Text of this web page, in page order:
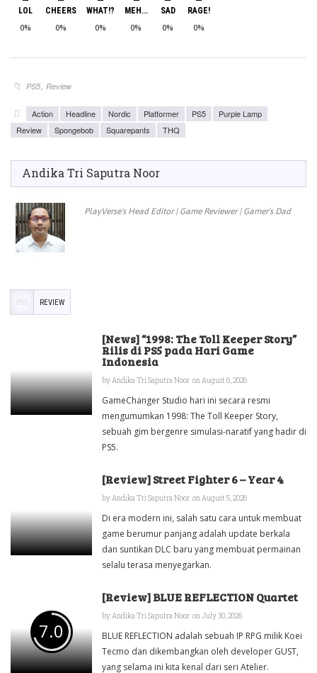
LOL
0%
CHEERS
0%
WHAT!?
0%
MEH...
0%
SAD
0%
RAGE!
0%
PS5,Review
Action Headline Nordic Platformer PS5
Purple Lamp
Review
Spongebob Squarepants THQ
Andika Tri Saputra Noor
PlayVerse's Head Editor | Game Reviewer | Gamer's Dad
PS5 REVIEW
[News] “1998: The Toll Keeper Story”
Rilis di PS5 pada Hari Game
Indonesia
byAndika Tri Saputra Noor on August 6, 2026
GameChanger Studio hari ini secara resmi
mengumumkan 1998: The Toll Keeper Story,
sebuah gim bergenre simulasi-naratif yang hadir di
PS5.
[Review] Street Fighter 6 – Year 4
byAndika Tri Saputra Noor on August 5, 2026
Di era modern ini, salah satu cara untuk membuat
game berumur panjang adalah update berkala
dan suntikan DLC baru yang membuat permainan
selalu terasa menyegarkan.
7.0
[Review] BLUE REFLECTION Quartet
byAndika Tri Saputra Noor on July 30, 2026
BLUE REFLECTION adalah sebuah IP RPG milik Koei
Tecmo dan dikembangkan oleh developer GUST,
yang selama ini kita kenal dari seri Atelier.